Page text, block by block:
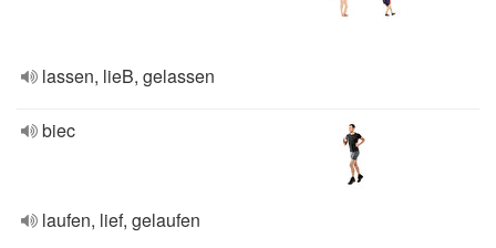
lassen, lieB, gelassen
biec
laufen, lief, gelaufen